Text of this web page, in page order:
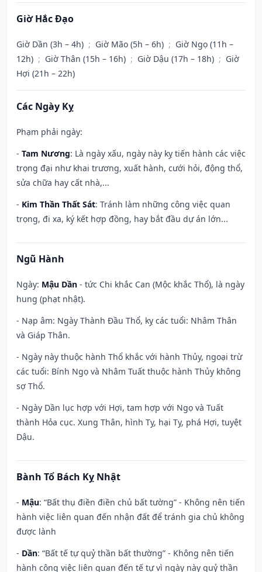
Giờ Hắc Đạo
Giờ Dần (3h – 4h) ; Giờ Mão (5h – 6h) ; Giờ Ngọ (11h –
12h) ; Giờ Thân (15h – 16h) ; Giờ Dậu (17h – 18h) ; Giờ
Hợi (21h – 22h)
Các Ngày Kỵ
Phạm phải ngày:
- Tam Nương: Là ngày xấu, ngày này kỵ tiến hành các việc
trọng đại như khai trương, xuất hành, cưới hỏi, động thổ,
sửa chữa hay cất nhà,...
- Kim Thần Thất Sát: Tránh làm những công việc quan
trọng, đi xa, ký kết hợp đồng, hay bắt đầu dự án lớn...
Ngũ Hành
Ngày: Mậu Dần - tức Chi khắc Can (Mộc khắc Thổ), là ngày
hung (phạt nhật).
- Nạp âm: Ngày Thành Đầu Thổ, kỵ các tuổi: Nhâm Thân
và Giáp Thân.
- Ngày này thuộc hành Thổ khắc với hành Thủy, ngoại trừ
các tuổi: Bính Ngọ và Nhâm Tuất thuộc hành Thủy không
sợ Thổ.
- Ngày Dần lục hợp với Hợi, tam hợp với Ngọ và Tuất
thành Hỏa cục. Xung Thân, hình Tỵ, hại Tỵ, phá Hợi, tuyệt
Dậu.
Bành Tổ Bách Kỵ Nhật
- Mậu: “Bất thụ điền điền chủ bất tường” - Không nên tiến
hành việc liên quan đến nhận đất để tránh gia chủ không
được lành
- Dần: “Bất tế tự quỷ thần bất thường” - Không nên tiến
hành công việc liên quan đến tế tự vì ngày này quỷ thần